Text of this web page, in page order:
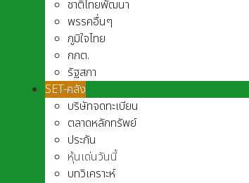
ชาติไทยพัฒนา
พรรคอื่นๆ
ภูมิใจไทย
กกต.
รัฐสภา
SET-คลัง
บริษัทจดทะเบียน
ตลาดหลักทรัพย์
ประกัน
หุ้นเด่นวันนี้
บทวิเคราะห์